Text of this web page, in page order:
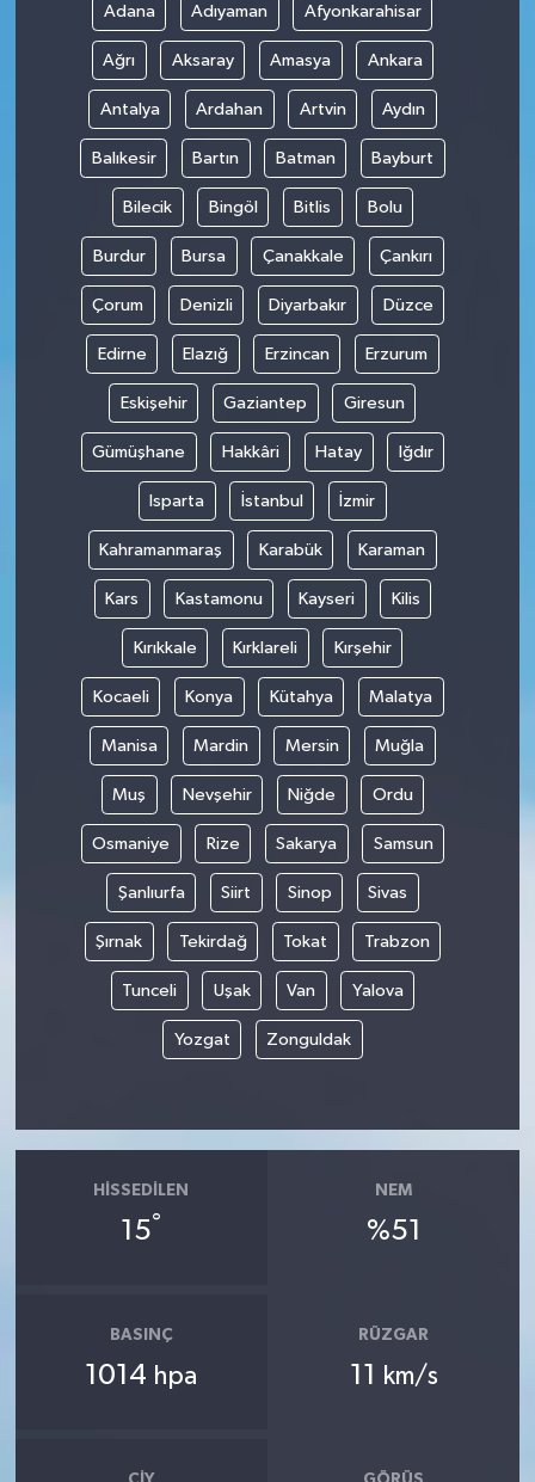
Adana Adıyaman Afyonkarahisar
Ağrı Aksaray Amasya Ankara
Antalya Ardahan Artvin Aydın
Balıkesir Bartın Batman Bayburt
Bilecik Bingöl Bitlis Bolu
Burdur Bursa Çanakkale Çankırı
Çorum Denizli Diyarbakır Düzce
Edirne Elazığ Erzincan Erzurum
Eskişehir Gaziantep Giresun
Gümüşhane Hakkâri Hatay Iğdır
Isparta İstanbul İzmir
Kahramanmaraş Karabük Karaman
Kars Kastamonu Kayseri Kilis
Kırıkkale Kırklareli Kırşehir
Kocaeli Konya Kütahya Malatya
Manisa Mardin Mersin Muğla
Muş Nevşehir Niğde Ordu
Osmaniye Rize Sakarya Samsun
Şanlıurfa Siirt Sinop Sivas
Şırnak Tekirdağ Tokat Trabzon
Tunceli Uşak Van Yalova
Yozgat Zonguldak
HISSEDILEN
15°
NEM
%51
BASINÇ
1014 hpa
RÜZGAR
11 km/s